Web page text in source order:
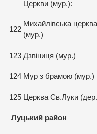
Церкви (мур.):
122
Михайлівська церква
(мур.)
123 Дзвіниця (мур.)
124 Мур з брамою (мур.)
125 Церква Св.Луки
Луцький район